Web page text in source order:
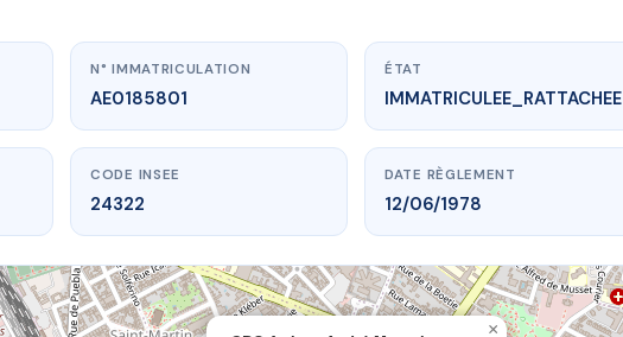
N° IMMATRICULATION
AE0185801
ÉTAT
IMMATRICULEE_RATTACHEE
CODE INSEE
24322
DATE RÈGLEMENT
12/06/1978
×